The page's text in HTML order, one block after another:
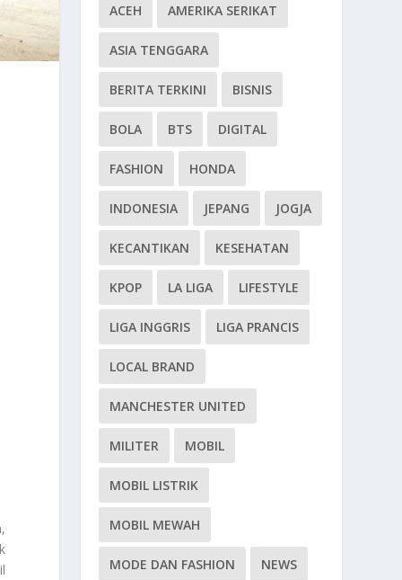
ACEH AMERIKA SERIKAT
ASIA TENGGARA
BERITA TERKINI BISNIS
BOLA BTS DIGITAL
FASHION HONDA
INDONESIA JEPANG JOGJA
KECANTIKAN KESEHATAN
KPOP LA LIGA LIFESTYLE
LIGA INGGRIS LIGA PRANCIS
LOCAL BRAND
MANCHESTER UNITED
MILITER MOBIL
MOBIL LISTRIK
MOBIL MEWAH
MODE DAN FASHION NEWS